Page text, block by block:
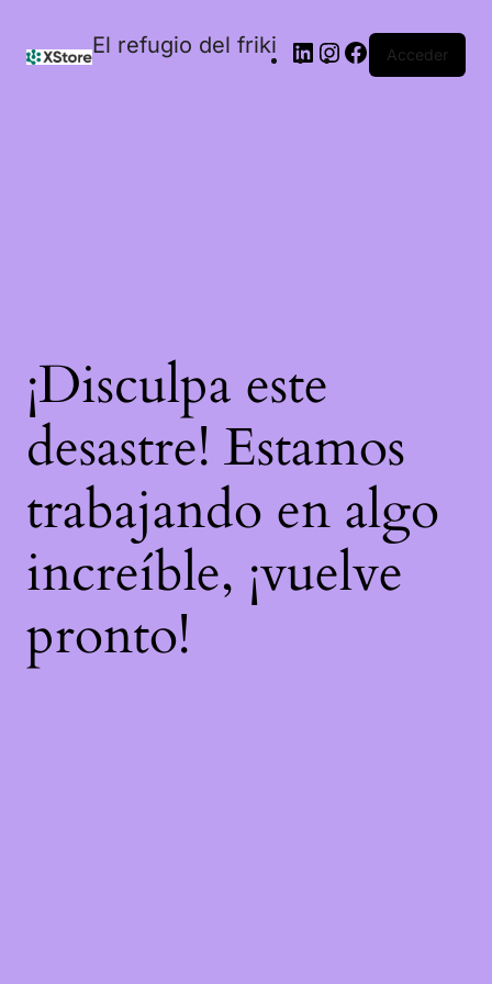
El refugio del friki Acceder
¡Disculpa este
desastre! Estamos
trabajando en algo
increíble, ¡vuelve
pronto!